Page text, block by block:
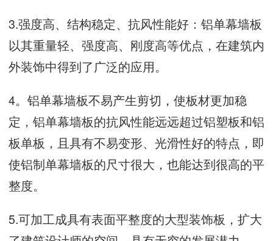
3.强度高、结构稳定、抗风性能好：铝单幕墙板
以其重量轻、强度高、刚度高等优点，在建筑内
外装饰中得到了广泛的应用。
4。铝单幕墙板不易产生剪切，使板材更加稳
定，铝单幕墙板的抗风性能远远超过铝塑板和铝
板单板，且具有不易变形、光滑性好的特点，即
使铝制单幕墙板的尺寸很大，也能达到很高的平
整度。
5.可加工成具有表面平整度的大型装饰板，扩大